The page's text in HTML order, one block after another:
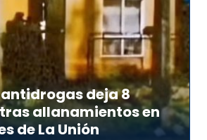
deja 8
allanamientos en
de La Unión